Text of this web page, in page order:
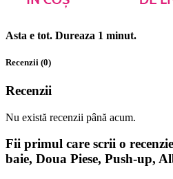
Asta e tot. Dureaza 1 minut.
Recenzii (0)
Recenzii
Nu există recenzii până acum.
Fii primul care scrii o
baie, Doua Piese, Push-up,